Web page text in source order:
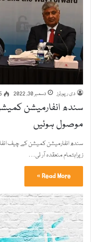
دی رپورٹرز دسمبر 30, 2022
موصول ہوئیں
سندھ انفارمیشن کمیشن کے چیف
زیراہتمام منعقدہ آر ٹی…
Read More »